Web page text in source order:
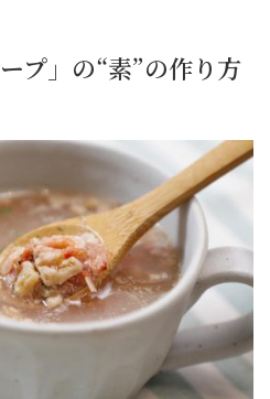
プ」の“素”の作り方